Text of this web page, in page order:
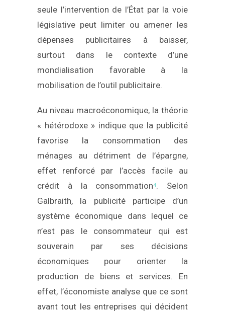
seule l’intervention de l’État par la voie
législative peut limiter ou amener les
dépenses publicitaires à baisser,
surtout dans le contexte d’une
mondialisation favorable à la
mobilisation de l’outil publicitaire.
Au niveau macroéconomique, la théorie
« hétérodoxe » indique que la publicité
favorise la consommation des
ménages au détriment de l’épargne,
effet renforcé par l’accès facile au
crédit à la consommation4. Selon
Galbraith, la publicité participe d’un
système économique dans lequel ce
n’est pas le consommateur qui est
souverain par ses décisions
économiques pour orienter la
production de biens et services. En
effet, l’économiste analyse que ce sont
avant tout les entreprises qui décident